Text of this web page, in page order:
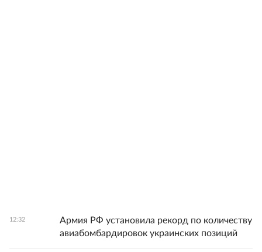
12:32
Армия РФ установила рекорд по количеству
авиабомбардировок украинских позиций